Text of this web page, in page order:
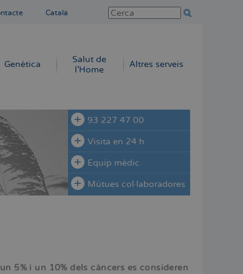
Català
Genètica
Salut de
l'Home
Altres serveis
93 227 47 00
Visita en 24 h
Equip mèdic
Mútues col·laboradores
un 5% i un 10% dels càncers es consideren